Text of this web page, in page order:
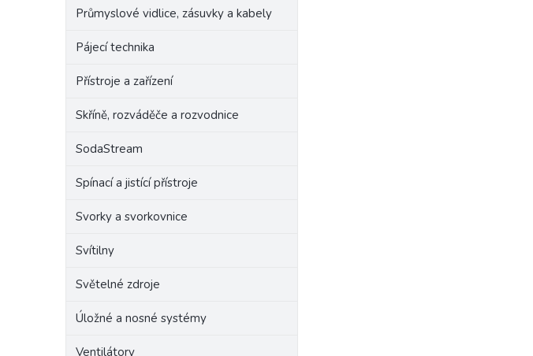
Průmyslové vidlice, zásuvky a kabely
Pájecí technika
Přístroje a zařízení
Skříně, rozváděče a rozvodnice
SodaStream
Spínací a jistící přístroje
Svorky a svorkovnice
Svítilny
Světelné zdroje
Úložné a nosné systémy
Ventilátory